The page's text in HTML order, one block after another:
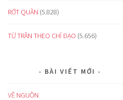
RỚT QUẦN (5.828)
TỪ TRẦN THEO CHỈ ĐẠO (5.656)
BÀI VIẾT MỚI
VỀ NGUỒN